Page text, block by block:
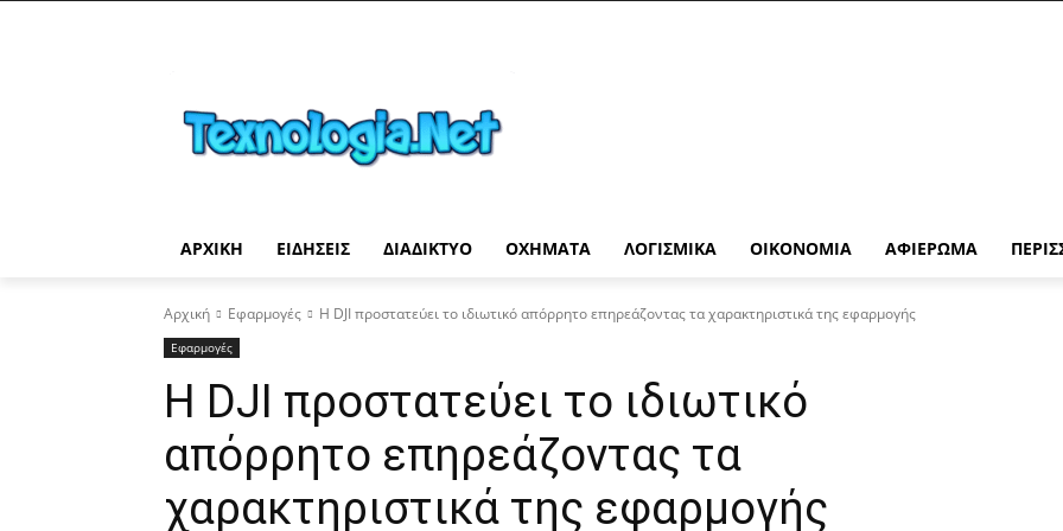
ΑΡΧΙΚΉ ΕΙΔΉΣΕΙΣ ΔΙΑΔΊΚΤΥΟ ΟΧΉΜΑΤΑ ΛΟΓΙΣΜΙΚΆ ΟΙΚΟΝΟΜΊΑ ΑΦΙΈΡΩΜΑ
Αρχική Εφαρμογές Η DJI προστατεύει το ιδιωτικό απόρρητο επηρεάζοντας τα χαρακτηριστικά της εφαρμογής
Εφαρμογές
Η DJI προστατεύει το ιδιωτικό
απόρρητο επηρεάζοντας τα
χαρακτηριστικά της εφαρμογής